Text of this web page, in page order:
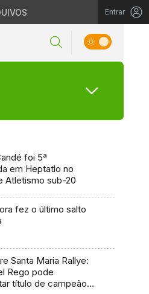
Entrar
foi 5ª
em Heptatlo no
Atletismo sub-20
fez o último salto
Santa Maria Rallye:
Rego pode
título de campeão